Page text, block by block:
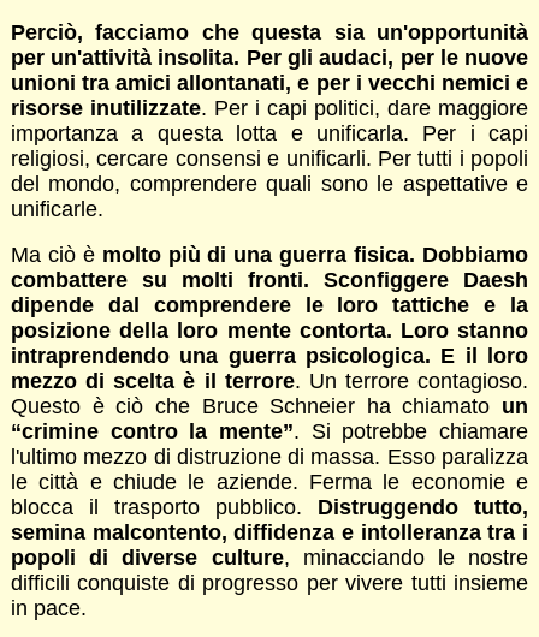
Perciò, facciamo che questa sia un'opportunità
per un'attività insolita. Per gli audaci, per le nuove
unioni tra amici allontanati, e per i vecchi nemici e
risorse inutilizzate. Per i capi politici, dare maggiore
importanza a questa lotta e unificarla. Per i capi
religiosi, cercare consensi e unificarli. Per tutti i popoli
del mondo, comprendere quali sono le aspettative e
unificarle.
Ma ciò è molto più di una guerra fisica. Dobbiamo
combattere su molti fronti. Sconfiggere Daesh
dipende dal comprendere le loro tattiche e la
posizione della loro mente contorta. Loro stanno
intraprendendo una guerra psicologica. E il loro
mezzo di scelta è il terrore. Un terrore contagioso.
Questo è ciò che Bruce Schneier ha chiamato un
“crimine contro la mente”. Si potrebbe chiamare
l'ultimo mezzo di distruzione di massa. Esso paralizza
le città e chiude le aziende. Ferma le economie e
blocca il trasporto pubblico. Distruggendo tutto,
semina malcontento, diffidenza e intolleranza tra i
popoli di diverse culture, minacciando le nostre
difficili conquiste di progresso per vivere tutti insieme
in pace.